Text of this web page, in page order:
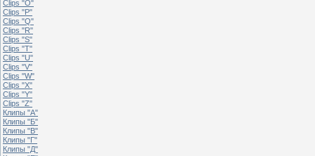
Clips "O"
Clips "P"
Clips "Q"
Clips "R"
Clips "S"
Clips "T"
Clips "U"
Clips "V"
Clips "W"
Clips "X"
Clips "Y"
Clips "Z"
Клипы "А"
Клипы "Б"
Клипы "В"
Клипы "Г"
Клипы "Д"